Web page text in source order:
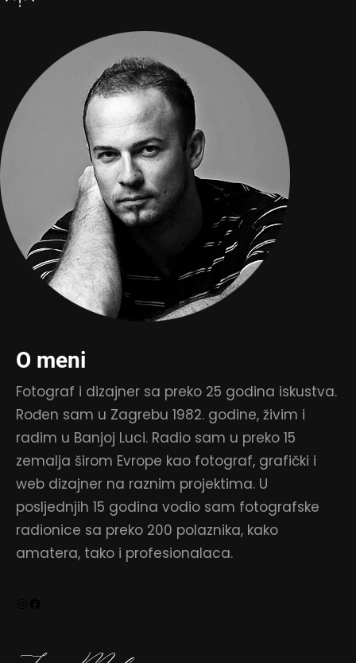
O meni
Fotograf i dizajner sa preko 25 godina iskustva.
Rođen sam u Zagrebu 1982. godine, živim i
radim u Banjoj Luci. Radio sam u preko 15
zemalja širom Evrope kao fotograf, grafički i
web dizajner na raznim projektima. U
posljednjih 15 godina vodio sam fotografske
radionice sa preko 200 polaznika, kako
amatera, tako i profesionalaca.